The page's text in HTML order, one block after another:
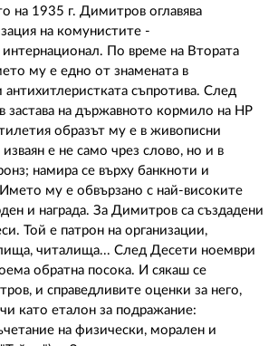
на 1935 г. Димитров оглавява
на комунистите -
По време на Втората
му е едно от знамената в
съпротива. След
застава на държавното кормило на НР
образът му е в живописни
е не само чрез слово, но и в
намира се върху банкноти и
му е обвързано с най-високите
и награда. За Димитров са създадени
Той е патрон на организации,
читалища... След Десети ноември
обратна посока. И сякаш се
и справедливите оценки за него,
като еталон за подражание:
на физически, морален и